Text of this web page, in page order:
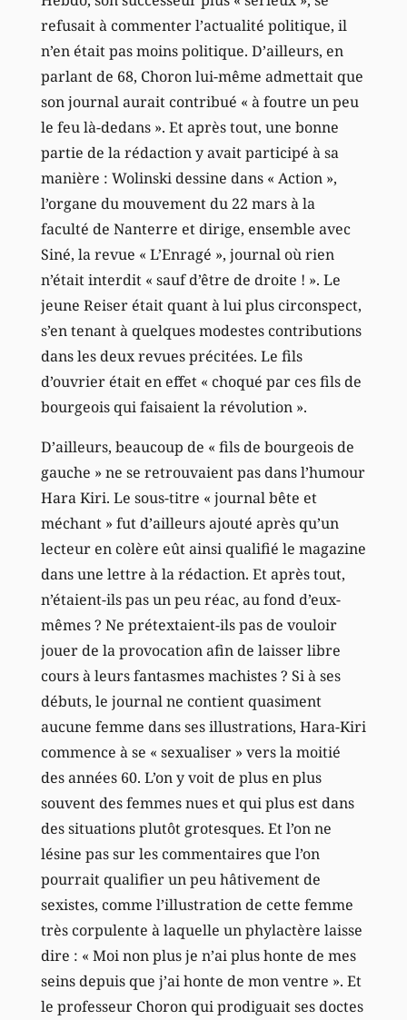
refusait à commenter l’actualité politique, il
n’en était pas moins politique. D’ailleurs, en
parlant de 68, Choron lui-même admettait que
son journal aurait contribué « à foutre un peu
le feu là-dedans ». Et après tout, une bonne
partie de la rédaction y avait participé à sa
manière : Wolinski dessine dans « Action »,
l’organe du mouvement du 22 mars à la
faculté de Nanterre et dirige, ensemble avec
Siné, la revue « L’Enragé », journal où rien
n’était interdit « sauf d’être de droite ! ». Le
jeune Reiser était quant à lui plus circonspect,
s’en tenant à quelques modestes contributions
dans les deux revues précitées. Le fils
d’ouvrier était en effet « choqué par ces fils de
bourgeois qui faisaient la révolution ».
D’ailleurs, beaucoup de « fils de bourgeois de
gauche » ne se retrouvaient pas dans l’humour
Hara Kiri. Le sous-titre « journal bête et
méchant » fut d’ailleurs ajouté après qu’un
lecteur en colère eût ainsi qualifié le magazine
dans une lettre à la rédaction. Et après tout,
n’étaient-ils pas un peu réac, au fond d’eux-
mêmes ? Ne prétextaient-ils pas de vouloir
jouer de la provocation afin de laisser libre
cours à leurs fantasmes machistes ? Si à ses
débuts, le journal ne contient quasiment
aucune femme dans ses illustrations, Hara-Kiri
commence à se « sexualiser » vers la moitié
des années 60. L’on y voit de plus en plus
souvent des femmes nues et qui plus est dans
des situations plutôt grotesques. Et l’on ne
lésine pas sur les commentaires que l’on
pourrait qualifier un peu hâtivement de
sexistes, comme l’illustration de cette femme
très corpulente à laquelle un phylactère laisse
dire : « Moi non plus je n’ai plus honte de mes
seins depuis que j’ai honte de mon ventre ». Et
le professeur Choron qui prodiguait ses doctes